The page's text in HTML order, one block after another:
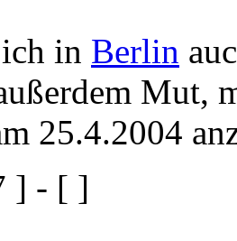
in Berlin
Mut,
25.4.2004
] - [ ]